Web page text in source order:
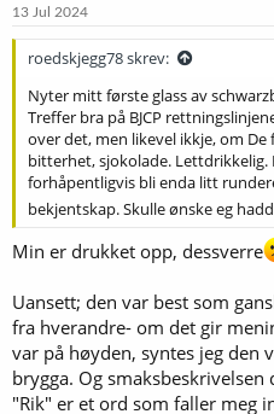
e
13 Jul 2024
roedskjegg78 skrev:
Nyter mitt første glass av
Treffer bra på BJCP
over det, men likevel ikkje, om
bitterhet, sjokolade.
forhåpentligvis bli enda litt
bekjentskap. Skulle ønske eg
Min er drukket opp, dessverre
Uansett; den var best som
fra hverandre- om det gir
var på høyden, syntes jeg den
brygga. Og
"Rik" er et ord som faller meg